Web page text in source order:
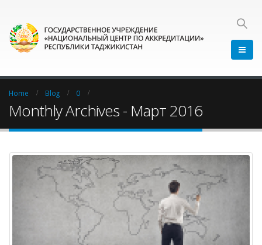
Home Blog 0
Monthly Archives - Март 2016